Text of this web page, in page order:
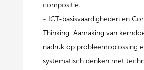
compositie.
- ICT-basisvaardigheden en
Thinking: Aanraking van
nadruk op probleemoplossing
systematisch denken met